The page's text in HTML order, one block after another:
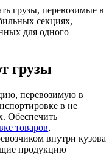
грузы, перевозимые в
секциях,
для одного
грузы
перевозимую в
в не
Обеспечить
товаров,
внутри кузова
продукцию